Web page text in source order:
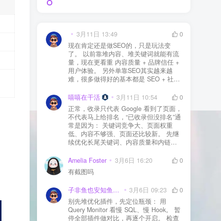
3月11日 13:49
0
现在肯定还是做SEO的，只是玩法变
了。 以前靠堆内容、堆关键词就能有流
量，现在更看重 内容质量 + 品牌信任 +
用户体验。 另外单靠SEO其实越来越
难，很多做得好的基本都是 SEO + 社媒
质还是一个长期获客渠道，但不能再当
成唯一渠道了。
嘻嘻在干活 3月11日 10:54
0
正常，收录只代表 Google 看到了页面，
不代表马上给排名，“已收录但没排名”通
常是因为： 关键词竞争大、页面权重
低、内容不够强、页面还比较新。 先继
续优化长尾关键词、内容质量和内链，
Amelia Foster
3月6日 16:20
0
有截图吗
子非鱼也安知鱼之乐 3月6日 09:23
0
别先堆优化插件，先定位瓶颈： 用
Query Monitor 看慢 SQL、慢 Hook。 暂
停全部插件做对比，再逐个开启。 检查